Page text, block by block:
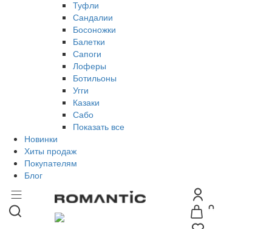
Туфли
Сандалии
Босоножки
Балетки
Сапоги
Лоферы
Ботильоны
Угги
Казаки
Сабо
Показать все
Новинки
Хиты продаж
Покупателям
Блог